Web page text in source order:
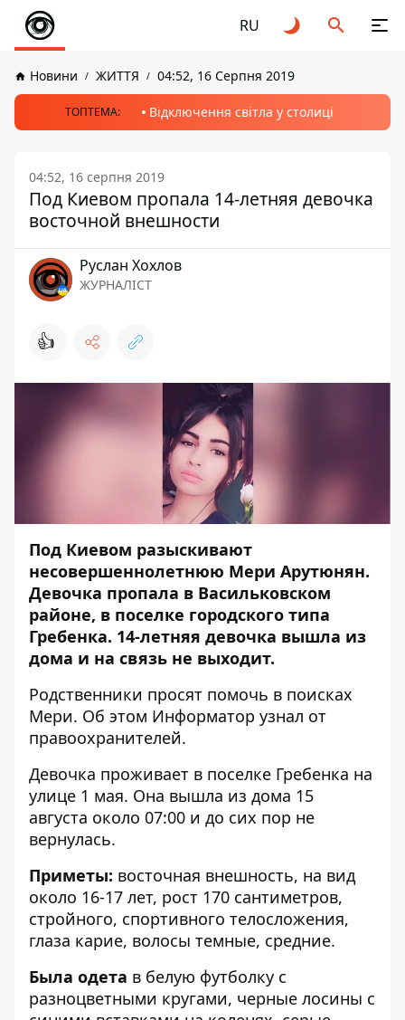
RU
Новини ЖИТТЯ 04:52, 16 Серпня 2019
ТОПТЕМА: Відключення світла у столиці
04:52, 16 серпня 2019
Под Киевом пропала 14-летняя девочка
восточной внешности
Руслан Хохлов
ЖУРНАЛІСТ
👍
Под Киевом разыскивают
несовершеннолетнюю Мери Арутюнян.
Девочка пропала в Васильковском
районе, в поселке городского типа
Гребенка. 14-летняя девочка вышла из
дома и на связь не выходит.
Родственники просят помочь в поисках
Мери. Об этом Информатор узнал от
правоохранителей.
Девочка проживает в поселке Гребенка на
улице 1 мая. Она вышла из дома 15
августа около 07:00 и до сих пор не
вернулась.
Приметы: восточная внешность, на вид
около 16-17 лет, рост 170 сантиметров,
стройного, спортивного телосложения,
глаза карие, волосы темные, средние.
Была одета в белую футболку с
разноцветными кругами, черные лосины с